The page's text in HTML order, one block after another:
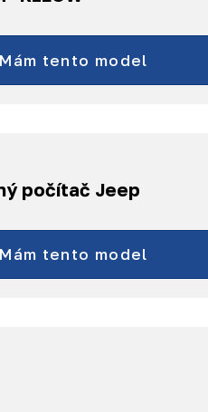
Grand Cherokee WL
a ďalšie...
Mám tento model
počítač Jeep
Jeep Grand Cherokee
Mám tento model